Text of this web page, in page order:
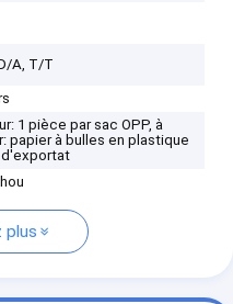
A, T/T
1 pièce par sac OPP, à
papier à bulles en plastique
plus